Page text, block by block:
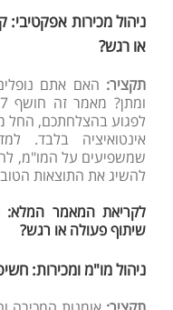
ניהול מכירות
או רגש?
תקציר: האם אתם
לפגוע בהצלחתכם, החל
אינטואיציה בלבד.
שמשפיעים על המו"מ,
להשיג את התוצאות
לקריאת המאמר המלא:
שיתוף פעולה או רגש?
ניהול מו"מ ומכירות: